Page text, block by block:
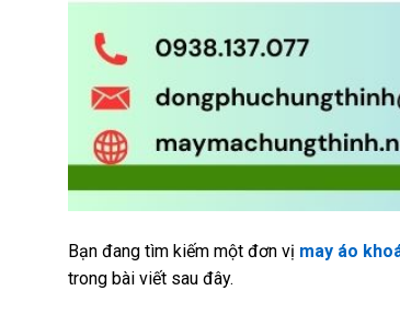
Bạn đang tìm kiếm một đơn vị may áo
trong bài viết sau đây.